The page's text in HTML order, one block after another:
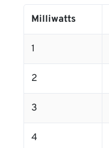
Milliwatts
1
2
3
4